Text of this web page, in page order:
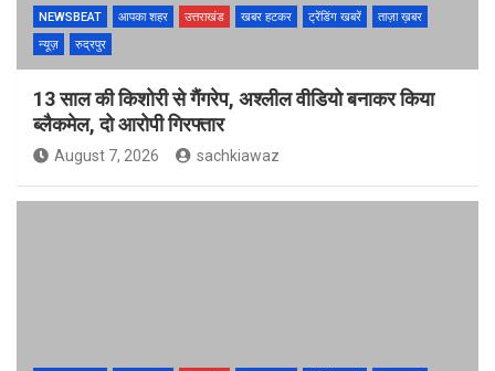
NEWSBEAT आपका शहर उत्तराखंड खबर हटकर ट्रेंडिंग खबरें
ताज़ा ख़बर
न्यूज़
रुद्रपुर
13 साल की किशोरी से गैंगरेप, अश्लील वीडियो बनाकर किया
ब्लैकमेल, दो आरोपी गिरफ्तार
August 7, 2026 sachkiawaz